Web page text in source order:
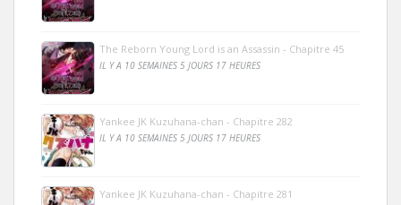
The Reborn Young Lord is an Assassin - Chapitre 45
IL Y A 10 SEMAINES 5 JOURS 17 HEURES
Yankee JK Kuzuhana-chan - Chapitre 282
IL Y A 10 SEMAINES 5 JOURS 17 HEURES
Yankee JK Kuzuhana-chan - Chapitre 281